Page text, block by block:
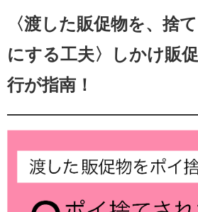
〈渡した販促物を、捨
にする工夫〉しかけ販
行が指南！